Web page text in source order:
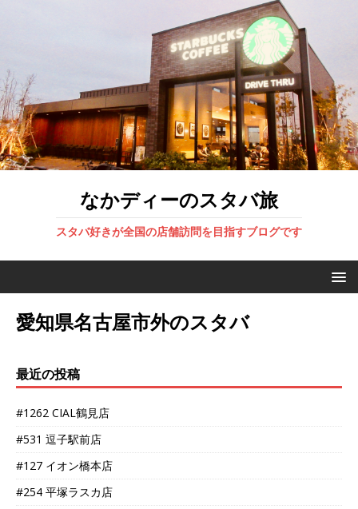
なかディーのスタバ旅
スタバ好きが全国の店舗訪問を目指すブログです
愛知県名古屋市外のスタバ
最近の投稿
#1262 CIAL鶴見店
#531 逗子駅前店
#127 イオン橋本店
#254 平塚ラスカ店